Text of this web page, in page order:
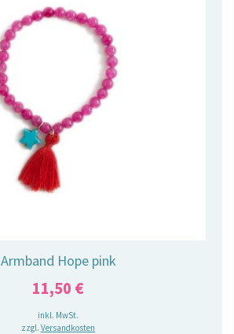
Armband Hope pink
11,50 €
inkl. MwSt.
zzgl. Versandkosten